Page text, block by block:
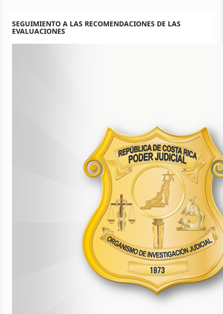
SEGUIMIENTO A LAS RECOMENDACIONES DE LAS
EVALUACIONES